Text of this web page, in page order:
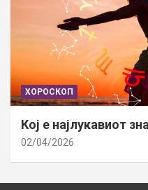
ХОРОСКОП
Кој е најлукавиот
02/04/2026